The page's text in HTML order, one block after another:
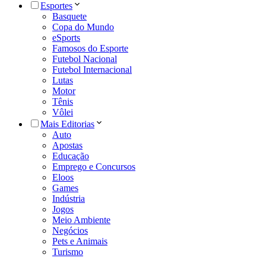
Esportes
Basquete
Copa do Mundo
eSports
Famosos do Esporte
Futebol Nacional
Futebol Internacional
Lutas
Motor
Tênis
Vôlei
Mais Editorias
Auto
Apostas
Educação
Emprego e Concursos
Eloos
Games
Indústria
Jogos
Meio Ambiente
Negócios
Pets e Animais
Turismo